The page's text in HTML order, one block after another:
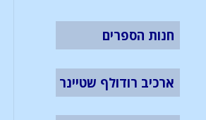
חנות הספרים
ארכיב רודולף שטיינר